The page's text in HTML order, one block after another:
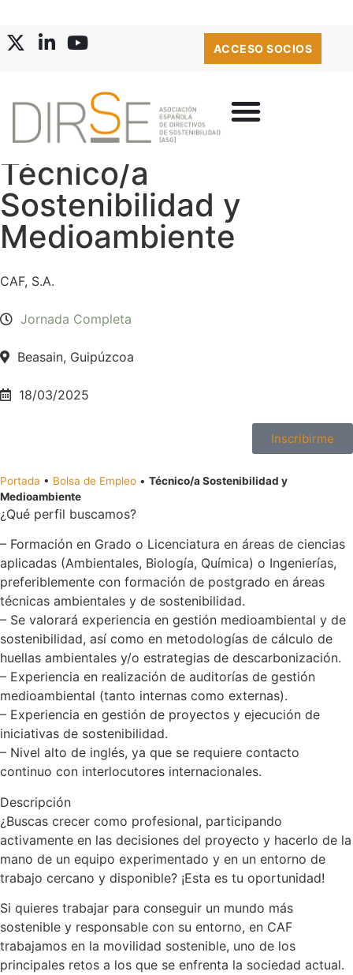
ACCESO SOCIOS
Técnico/a
Sostenibilidad y
Medioambiente
CAF, S.A.
Jornada Completa
Beasain, Guipúzcoa
18/03/2025
Inscribirme
Portada • Bolsa de Empleo • Técnico/a Sostenibilidad y
Medioambiente
¿Qué perfil buscamos?
– Formación en Grado o Licenciatura en áreas de ciencias
aplicadas (Ambientales, Biología, Química) o Ingenierías,
preferiblemente con formación de postgrado en áreas
técnicas ambientales y de sostenibilidad.
– Se valorará experiencia en gestión medioambiental y de
sostenibilidad, así como en metodologías de cálculo de
huellas ambientales y/o estrategias de descarbonización.
– Experiencia en realización de auditorías de gestión
medioambiental (tanto internas como externas).
– Experiencia en gestión de proyectos y ejecución de
iniciativas de sostenibilidad.
– Nivel alto de inglés, ya que se requiere contacto
continuo con interlocutores internacionales.
Descripción
¿Buscas crecer como profesional, participando
activamente en las decisiones del proyecto y hacerlo de la
mano de un equipo experimentado y en un entorno de
trabajo cercano y disponible? ¡Esta es tu oportunidad!
Si quieres trabajar para conseguir un mundo más
sostenible y responsable con su entorno, en CAF
trabajamos en la movilidad sostenible, uno de los
principales retos a los que se enfrenta la sociedad actual.